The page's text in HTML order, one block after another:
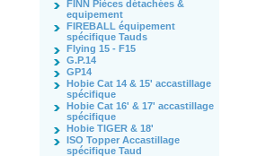
FINN Pièces détachées &
equipement
FIREBALL équipement
spécifique Tauds
Flying 15 - F15
G.P.14
GP14
Hobie Cat 14 & 15' accastillage
spécifique
Hobie Cat 16' & 17' accastillage
spécifique
Hobie TIGER & 18'
ISO Topper Accastillage
spécifique Taud